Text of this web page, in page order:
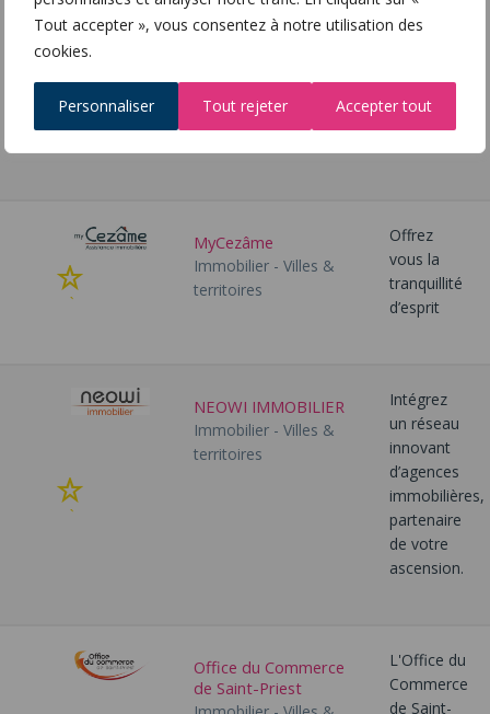
Tout accepter », vous consentez à notre utilisation des
cookies.
Personnaliser Tout rejeter Accepter tout
favoris
de
à
MyCezâme
Immobilier - Villes &
territoires
Offrez
vous la
tranquillité
d’esprit
à
NEOWI IMMOBILIER
Immobilier - Villes &
territoires
Intégrez
un réseau
innovant
d’agences
immobilières,
partenaire
de votre
ascension.
Office du Commerce
de Saint-Priest
L'Office du
Commerce
de Saint-